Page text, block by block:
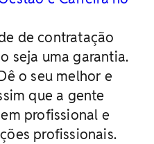
de contratação
seja uma garantia.
o seu melhor e
que a gente
profissional e
profissionais.